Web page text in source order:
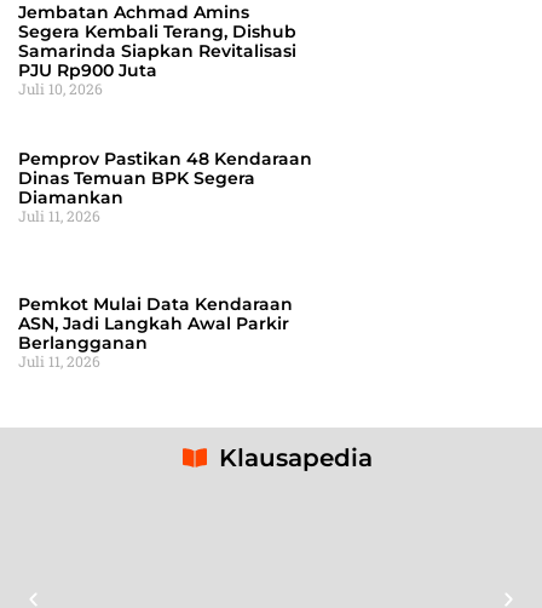
Jembatan Achmad Amins
Segera Kembali Terang, Dishub
Samarinda Siapkan Revitalisasi
PJU Rp900 Juta
Juli 10, 2026
Pemprov Pastikan 48 Kendaraan
Dinas Temuan BPK Segera
Diamankan
Juli 11, 2026
Pemkot Mulai Data Kendaraan
ASN, Jadi Langkah Awal Parkir
Berlangganan
Juli 11, 2026
Klausapedia